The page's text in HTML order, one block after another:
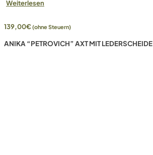
Weiterlesen
139,00€(ohne Steuern)
ANIKA “PETROVICH” AXT MIT LEDERSCHEIDE